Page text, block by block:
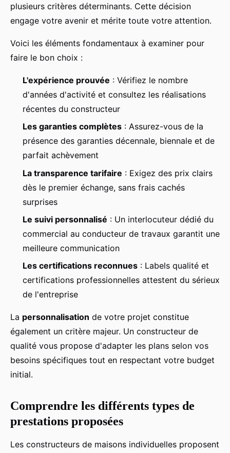
plusieurs critères déterminants. Cette décision
engage votre avenir et mérite toute votre attention.
Voici les éléments fondamentaux à examiner pour
faire le bon choix :
L'expérience prouvée : Vérifiez le nombre
d'années d'activité et consultez les réalisations
récentes du constructeur
Les garanties complètes : Assurez-vous de la
présence des garanties décennale, biennale et de
parfait achèvement
La transparence tarifaire : Exigez des prix clairs
dès le premier échange, sans frais cachés
surprises
Le suivi personnalisé : Un interlocuteur dédié du
commercial au conducteur de travaux garantit une
meilleure communication
Les certifications reconnues : Labels qualité et
certifications professionnelles attestent du sérieux
de l'entreprise
La personnalisation de votre projet constitue
également un critère majeur. Un constructeur de
qualité vous propose d'adapter les plans selon vos
besoins spécifiques tout en respectant votre budget
initial.
Comprendre les différents types de
prestations proposées
Les constructeurs de maisons individuelles proposent